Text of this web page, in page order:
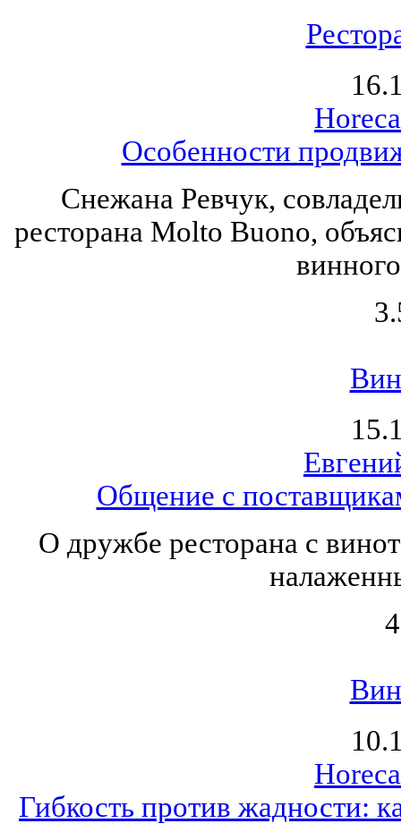
Особенности
Снежана Ревчук,
ресторана Molto Buono,
Общение с
О дружбе ресторана с
Гибкость против жадности: